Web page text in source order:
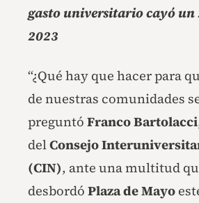
gasto universitario cayó un
2023
“¿Qué hay que hacer para
de nuestras comunidades
preguntó Franco Bartolacci
delConsejo
(CIN), ante una multitud
desbordó Plaza de Mayo